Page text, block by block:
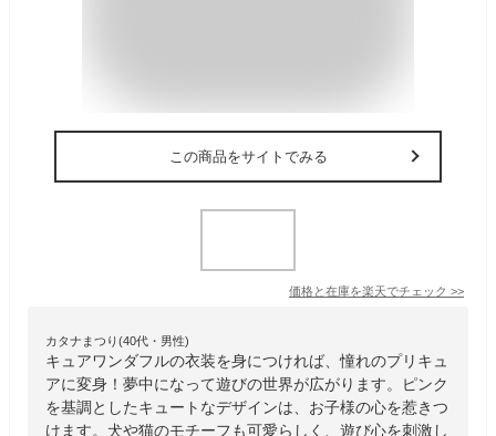
この商品をサイトでみる
価格と在庫を楽天でチェック >>
カタナまつり(40代・男性)
キュアワンダフルの衣装を身につければ、憧れのプリキュ
アに変身！夢中になって遊びの世界が広がります。ピンク
を基調としたキュートなデザインは、お子様の心を惹きつ
けます。犬や猫のモチーフも可愛らしく、遊び心を刺激し